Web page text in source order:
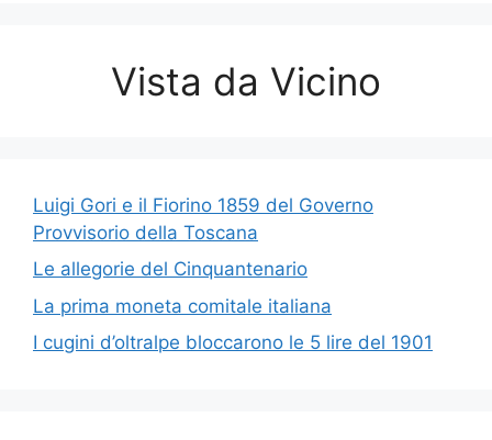
Vista da Vicino
Luigi Gori e il Fiorino 1859 del Governo
Provvisorio della Toscana
Le allegorie del Cinquantenario
La prima moneta comitale italiana
I cugini d’oltralpe bloccarono le 5 lire del 1901